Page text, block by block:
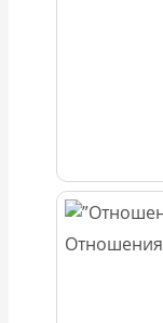
Отношения